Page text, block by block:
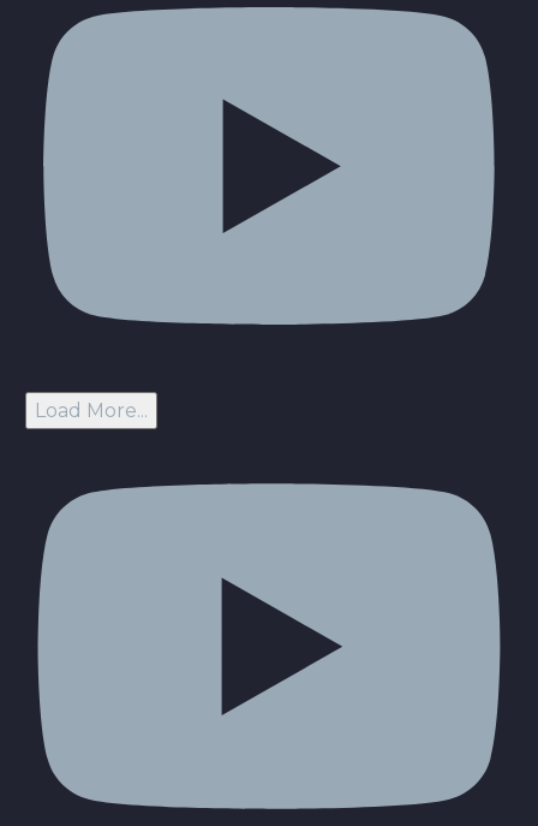
Load More...